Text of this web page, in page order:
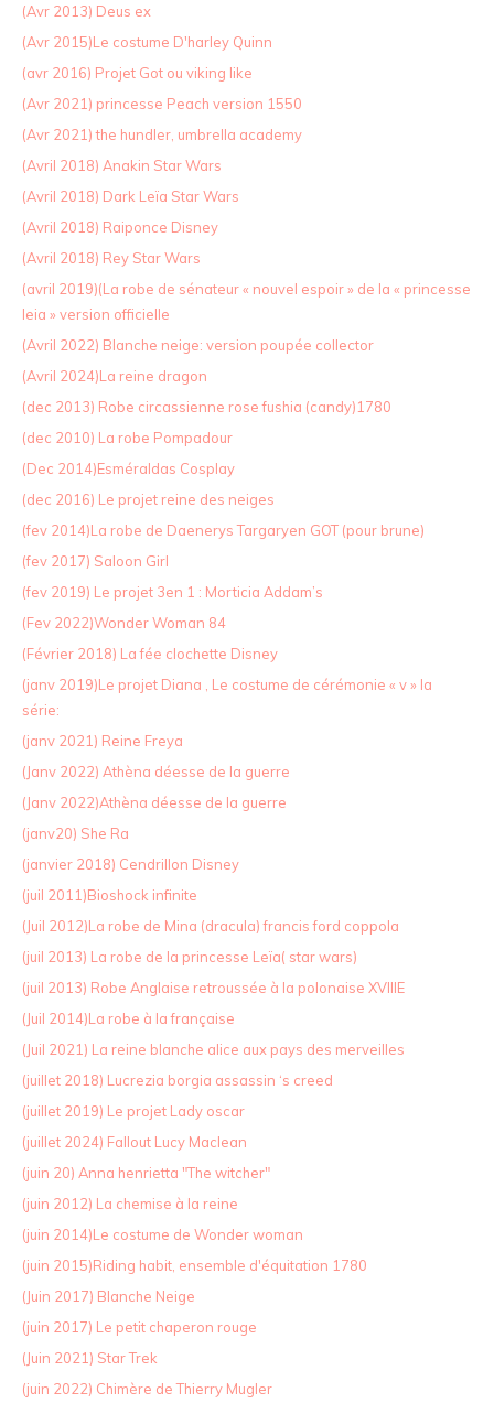
(Avr 2013) Deus ex
(Avr 2015)Le costume D'harley Quinn
(avr 2016) Projet Got ou viking like
(Avr 2021) princesse Peach version 1550
(Avr 2021) the hundler, umbrella academy
(Avril 2018) Anakin Star Wars
(Avril 2018) Dark Leïa Star Wars
(Avril 2018) Raiponce Disney
(Avril 2018) Rey Star Wars
(avril 2019)(La robe de sénateur « nouvel espoir » de la « princesse
leia » version officielle
(Avril 2022) Blanche neige: version poupée collector
(Avril 2024)La reine dragon
(dec 2013) Robe circassienne rose fushia (candy)1780
(dec 2010) La robe Pompadour
(Dec 2014)Esméraldas Cosplay
(dec 2016) Le projet reine des neiges
(fev 2014)La robe de Daenerys Targaryen GOT (pour brune)
(fev 2017) Saloon Girl
(fev 2019) Le projet 3en 1 : Morticia Addam’s
(Fev 2022)Wonder Woman 84
(Février 2018) La fée clochette Disney
(janv 2019)Le projet Diana , Le costume de cérémonie « v » la
série:
(janv 2021) Reine Freya
(Janv 2022) Athèna déesse de la guerre
(Janv 2022)Athèna déesse de la guerre
(janv20) She Ra
(janvier 2018) Cendrillon Disney
(juil 2011)Bioshock infinite
(Juil 2012)La robe de Mina (dracula) francis ford coppola
(juil 2013) La robe de la princesse Leïa( star wars)
(juil 2013) Robe Anglaise retroussée à la polonaise XVIIIE
(Juil 2014)La robe à la française
(Juil 2021) La reine blanche alice aux pays des merveilles
(juillet 2018) Lucrezia borgia assassin ‘s creed
(juillet 2019) Le projet Lady oscar
(juillet 2024) Fallout Lucy Maclean
(juin 20) Anna henrietta "The witcher"
(juin 2012) La chemise à la reine
(juin 2014)Le costume de Wonder woman
(juin 2015)Riding habit, ensemble d'équitation 1780
(Juin 2017) Blanche Neige
(juin 2017) Le petit chaperon rouge
(Juin 2021) Star Trek
(juin 2022) Chimère de Thierry Mugler